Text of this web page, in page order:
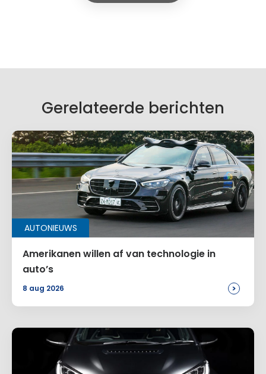
Je e-mailadres wordt niet gepubliceerd.
Naam
E-mail*
Site
Gerelateerde berichten
AUTONIEUWS
Amerikanen willen af van technologie in
auto’s
8 aug 2026 >